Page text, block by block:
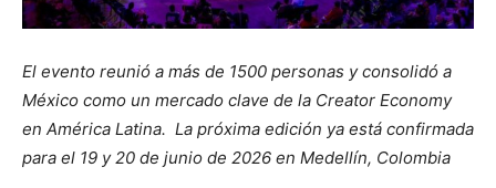
El evento reunió a más de 1500 personas y consolidó a
México como un mercado clave de la Creator Economy
en América Latina. La próxima edición ya está confirmada
para el 19 y 20 de junio de 2026 en Medellín, Colombia